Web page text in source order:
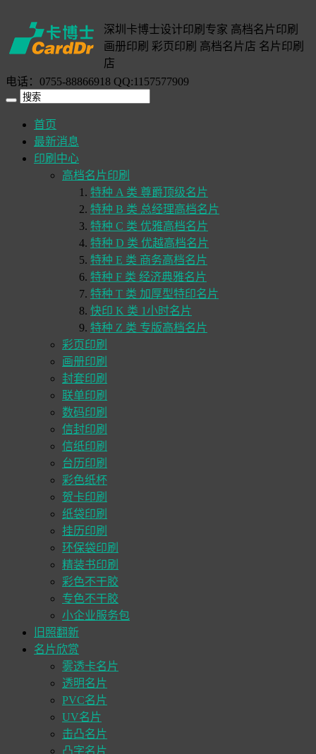
深圳卡博士设计印刷专家 高档名片印刷
画册印刷 彩页印刷 高档名片店 名片印刷
店
电话：0755-88866918 QQ:1157577909
首页
最新消息
印刷中心
高档名片印刷
特种 A 类 尊爵顶级名片
特种 B 类 总经理高档名片
特种 C 类 优雅高档名片
特种 D 类 优越高档名片
特种 E 类 商务高档名片
特种 F 类 经济典雅名片
特种 T 类 加厚型特印名片
快印 K 类 1小时名片
特种 Z 类 专版高档名片
彩页印刷
画册印刷
封套印刷
联单印刷
数码印刷
信封印刷
信纸印刷
台历印刷
彩色纸杯
贺卡印刷
纸袋印刷
挂历印刷
环保袋印刷
精装书印刷
彩色不干胶
专色不干胶
小企业服务包
旧照翻新
名片欣赏
雾透卡名片
透明名片
PVC名片
UV名片
击凸名片
凸字名片